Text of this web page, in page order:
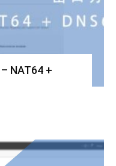
NAT64 +